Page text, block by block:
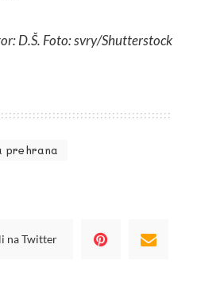
D.Š. Foto: svry/Shutterstock
prehrana
na Twitter